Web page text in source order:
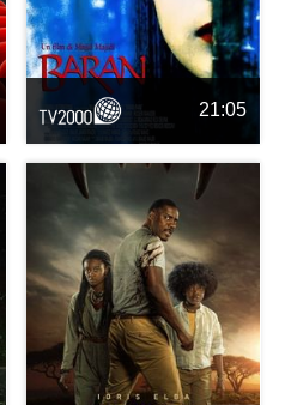
21:05